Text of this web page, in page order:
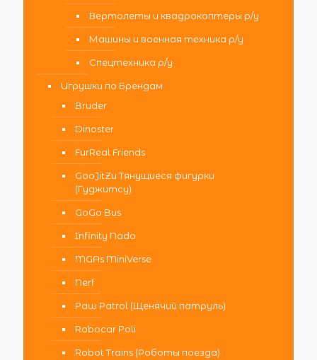
Вертолеты и квадрокоптеры р/у
Машины и военная техника р/у
Спецтехника р/у
Игрушки по Брендам
Bruder
Dinoster
FurReal Friends
GooJitZu Тянущиеся фигурки
(Гуджитсу)
GoGo Bus
Infinity Nado
MGAs MiniVerse
Nerf
Paw Patrol (Щенячий патруль)
Robocar Poli
Robot Trains (Роботы поезда)